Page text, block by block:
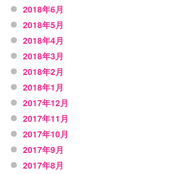
2018年6月
2018年5月
2018年4月
2018年3月
2018年2月
2018年1月
2017年12月
2017年11月
2017年10月
2017年9月
2017年8月